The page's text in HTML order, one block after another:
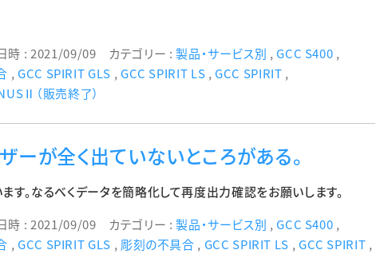
時 : 2021/09/09 カテゴリー :製品・サービス別 , GCC S400 ,
, GCC SPIRIT GLS , GCC SPIRIT LS , GCC SPIRIT ,
（販売終了）
ーが全く出ていないところがある。
す。なるべくデータを簡略化して再度出力確認をお願いします。
時 : 2021/09/09 カテゴリー :製品・サービス別 , GCC S400 ,
, GCC SPIRIT GLS , 彫刻の不具合 , GCC SPIRIT LS , GCC SPIRIT ,